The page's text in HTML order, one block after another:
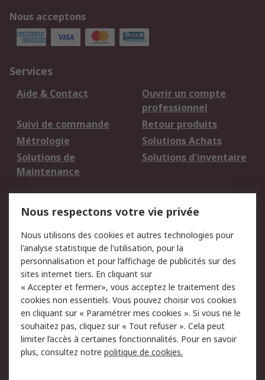
Nous acceptons
Services
Aide & Contact
Ouvrir un compte
professionnel
Suivi de commande
Retour produits
Métrologie
Solutions Achats
Solutions de
Maintenance
Solutions d'inventaire
du site
Politique de protection
des données - Mise à
jour
Sécurité des E-mails
Conditions générales
de vente
Politique anti-
corruption
Campagnes marketing
A propos de RS
Nous respectons votre vie privée
Nous utilisons des cookies et autres technologies pour
l'analyse statistique de l'utilisation, pour la
personnalisation et pour l’affichage de publicités sur des
sites internet tiers. En cliquant sur
« Accepter et fermer», vous acceptez le traitement des
cookies non essentiels. Vous pouvez choisir vos cookies
en cliquant sur « Paramétrer mes cookies ». Si vous ne le
souhaitez pas, cliquez sur « Tout refuser ». Cela peut
limiter l’accès à certaines fonctionnalités. Pour en savoir
plus, consultez notre politique de cookies.